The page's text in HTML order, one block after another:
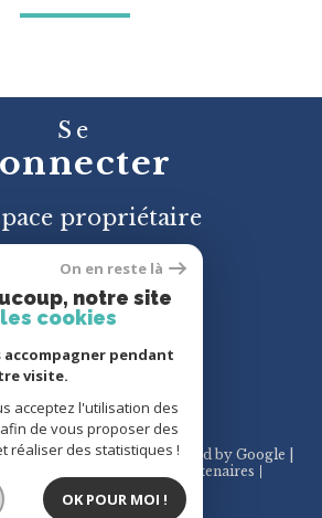
Se
propriétaire
Nous
suivre
| Traduction powered by Google |
Partenaires
RGPD
On en reste là
notre site
cookies
accompagner pendant
visite.
acceptez l'utilisation des
de vous proposer des
réaliser des statistiques !
OK POUR MOI !